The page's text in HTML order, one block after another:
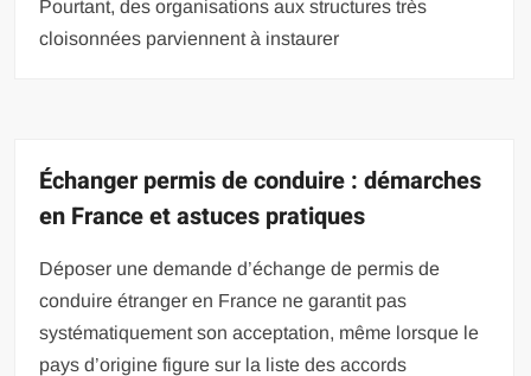
Pourtant, des organisations aux structures très
cloisonnées parviennent à instaurer
Échanger permis de conduire : démarches
en France et astuces pratiques
Déposer une demande d’échange de permis de
conduire étranger en France ne garantit pas
systématiquement son acceptation, même lorsque le
pays d’origine figure sur la liste des accords